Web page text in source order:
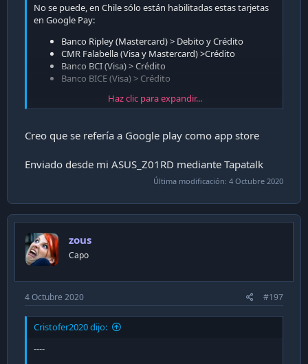
No se puede, en Chile sólo están habilitadas estas tarjetas
en Google Pay:
Banco Ripley (Mastercard) > Debito y Crédito
CMR Falabella (Visa y Mastercard) >Crédito
Banco BCI (Visa) > Crédito
Banco BICE (Visa) > Crédito
Más info:Google Pay (métodos de pago admitidos en
Haz clic para expandir...
Creo que se refería a Google play como app store
Enviado desde mi ASUS_Z01RD mediante Tapatalk
Última modificación: 4 Octubre 2020
zous
Capo
4 Octubre 2020 #197
Cristofer2020 dijo:
----